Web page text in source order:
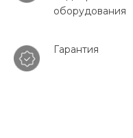
оборудования
Гарантия